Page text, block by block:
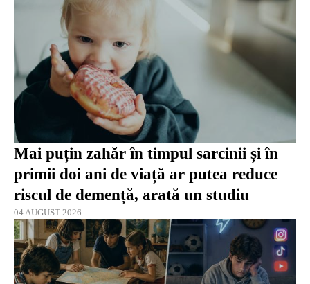
Mai puțin zahăr în timpul sarcinii și în
primii doi ani de viață ar putea reduce
riscul de demență, arată un studiu
04 AUGUST 2026